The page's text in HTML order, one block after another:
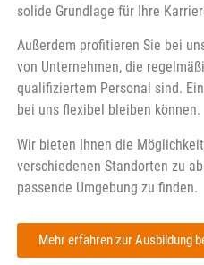
solide Grundlage für Ihre
Außerdem profitieren Sie bei
von Unternehmen, die
qualifiziertem Personal sind.
bei uns flexibel bleiben können.
Wir bieten Ihnen die
verschiedenen Standorten zu
passende Umgebung zu finden.
Mehr erfahren zur Ausbildung